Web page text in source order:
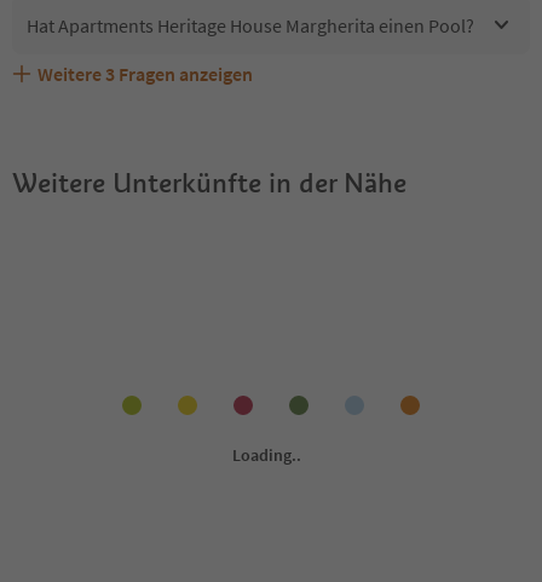
Hat Apartments Heritage House Margherita einen Pool?
Sind Haustiere in der Unterkunft Apartments Heritage
Welche Services bietet Apartments Heritage House
Erhalten die Gäste von Apartments Heritage House
Weitere 3 Fragen anzeigen
Weitere Unterkünfte in der Nähe